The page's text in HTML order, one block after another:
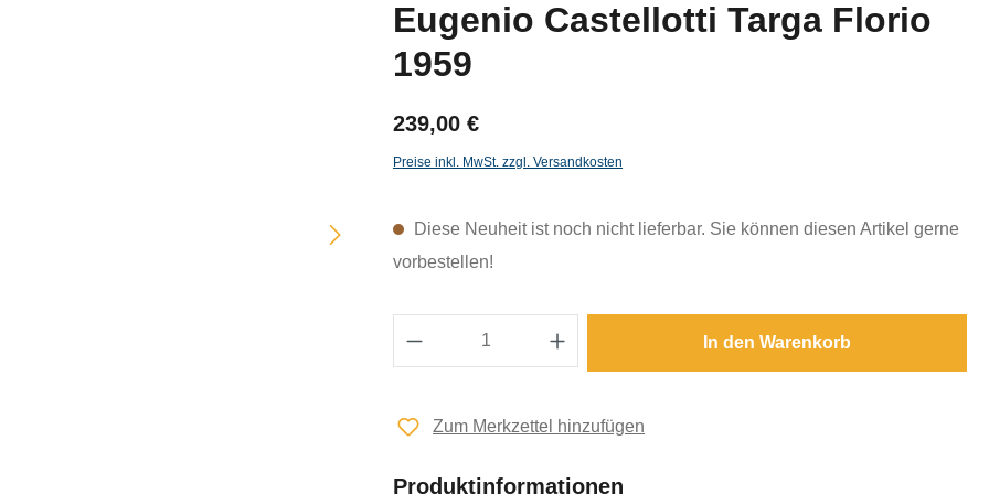
Eugenio Castellotti Targa Florio
1959
239,00 €
Preise inkl. MwSt. zzgl. Versandkosten
Diese Neuheit ist noch nicht lieferbar. Sie können diesen Artikel gerne
vorbestellen!
Produkt Anzahl: Gib den gewünschten Wert ein
In den Warenkorb
Zum Merkzettel hinzufügen
Produktinformationen